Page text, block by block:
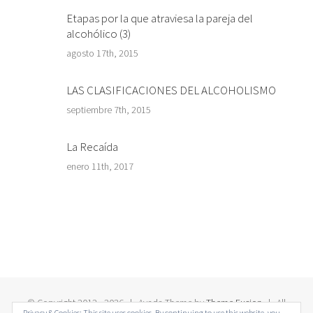
Etapas por la que atraviesa la pareja del
alcohólico (3)
agosto 17th, 2015
LAS CLASIFICACIONES DEL ALCOHOLISMO
septiembre 7th, 2015
La Recaída
enero 11th, 2017
© Copyright 2012 -2026 | Avada Theme byTheme Fusion| All